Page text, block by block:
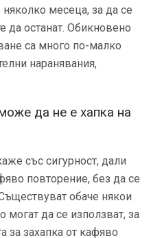
месеца, за да се
да останат. Обикновено
са много по-малко
наранявания,
да не е хапка на
със сигурност, дали
повторение, без да се
обаче някои
могат да се използват, за
за захапка от кафяво